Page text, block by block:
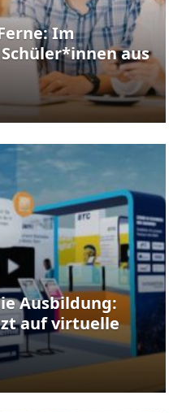
Im
aus
Ausbildung:
auf virtuelle